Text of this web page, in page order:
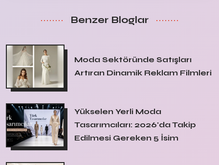
Benzer Bloglar
Moda Sektöründe Satışları
Artıran Dinamik Reklam Filmleri
Yükselen Yerli Moda
Tasarımcıları: 2026'da Takip
Edilmesi Gereken 5 İsim